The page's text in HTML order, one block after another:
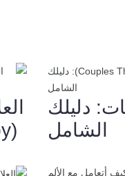
دليلك
الشامل